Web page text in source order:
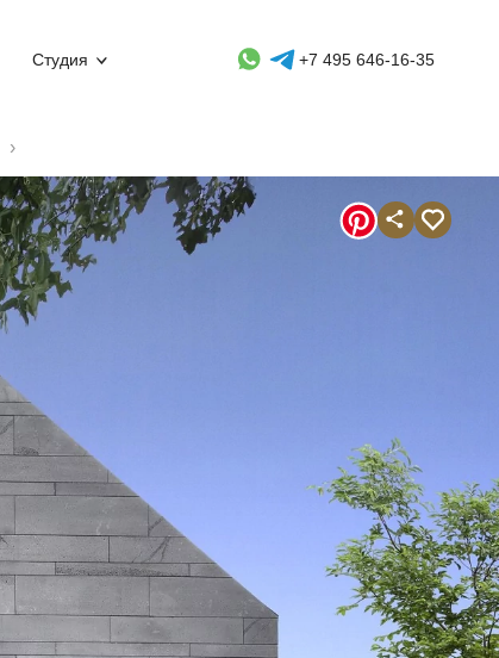
Студия Whatsapp контакт
Telegram контакт
+7 495 646-16-35